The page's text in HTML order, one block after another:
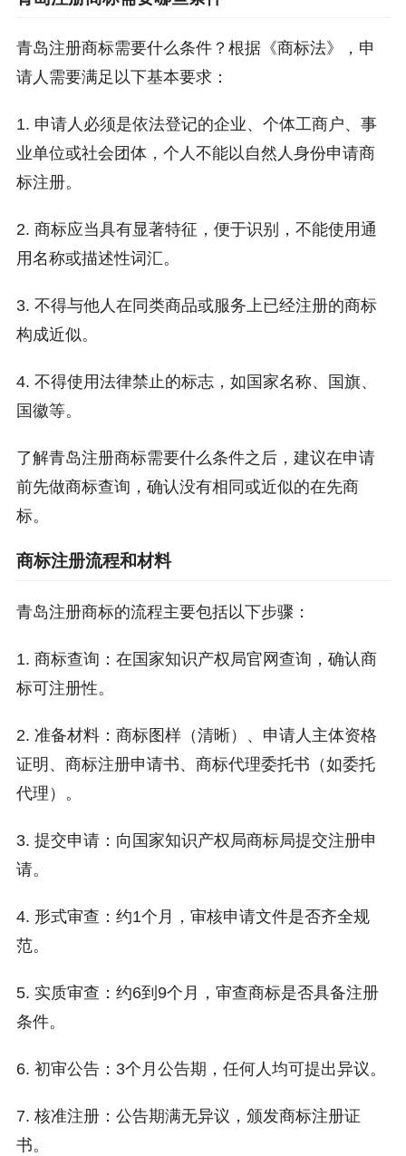
青岛注册商标需要什么条件？根据《商标法》，申
请人需要满足以下基本要求：
1. 申请人必须是依法登记的企业、个体工商户、事
业单位或社会团体，个人不能以自然人身份申请商
标注册。
2. 商标应当具有显著特征，便于识别，不能使用通
用名称或描述性词汇。
3. 不得与他人在同类商品或服务上已经注册的商标
构成近似。
4. 不得使用法律禁止的标志，如国家名称、国旗、
国徽等。
了解青岛注册商标需要什么条件之后，建议在申请
前先做商标查询，确认没有相同或近似的在先商
标。
商标注册流程和材料
青岛注册商标的流程主要包括以下步骤：
1. 商标查询：在国家知识产权局官网查询，确认商
标可注册性。
2. 准备材料：商标图样（清晰）、申请人主体资格
证明、商标注册申请书、商标代理委托书（如委托
代理）。
3. 提交申请：向国家知识产权局商标局提交注册申
请。
4. 形式审查：约1个月，审核申请文件是否齐全规
范。
5. 实质审查：约6到9个月，审查商标是否具备注册
条件。
6. 初审公告：3个月公告期，任何人均可提出异议。
7. 核准注册：公告期满无异议，颁发商标注册证
书。